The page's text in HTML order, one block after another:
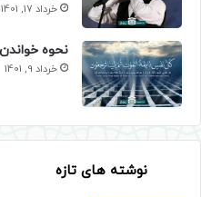
خرداد 17, 1401
نحوه
خرداد 9, 1401
نوشته های تازه